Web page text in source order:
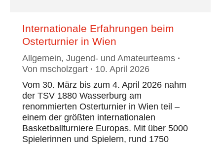
Internationale Erfahrungen beim
Osterturnier in Wien
Allgemein, Jugend- und Amateurteams
Von mscholzgart
10. April 2026
Vom 30. März bis zum 4. April 2026 nahm
der TSV 1880 Wasserburg am
renommierten Osterturnier in Wien teil –
einem der größten internationalen
Basketballturniere Europas. Mit über 5000
Spielerinnen und Spielern, rund 1750